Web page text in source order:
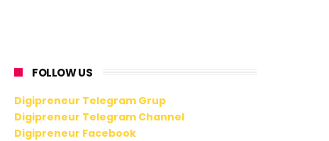
FOLLOW US
Digipreneur Telegram Grup
Digipreneur Telegram Channel
Digipreneur Facebook